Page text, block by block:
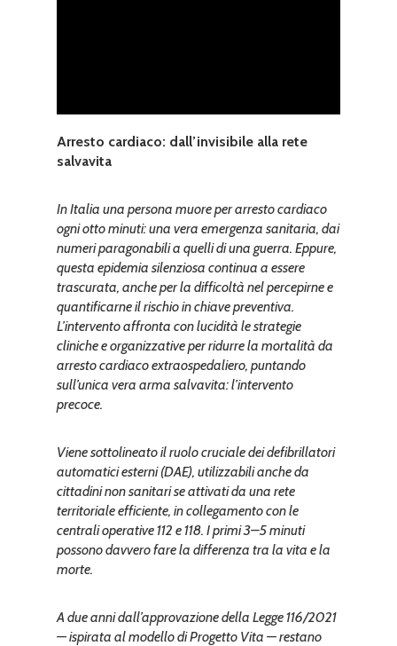
Arresto cardiaco: dall’invisibile alla rete
salvavita
In Italia una persona muore per arresto cardiaco
ogni otto minuti: una vera emergenza sanitaria, dai
numeri paragonabili a quelli di una guerra. Eppure,
questa epidemia silenziosa continua a essere
trascurata, anche per la difficoltà nel percepirne e
quantificarne il rischio in chiave preventiva.
L’intervento affronta con lucidità le strategie
cliniche e organizzative per ridurre la mortalità da
arresto cardiaco extraospedaliero, puntando
sull’unica vera arma salvavita: l’intervento
precoce.
Viene sottolineato il ruolo cruciale dei defibrillatori
automatici esterni (DAE), utilizzabili anche da
cittadini non sanitari se attivati da una rete
territoriale efficiente, in collegamento con le
centrali operative 112 e 118. I primi 3–5 minuti
possono davvero fare la differenza tra la vita e la
morte.
A due anni dall’approvazione della Legge 116/2021
— ispirata al modello di Progetto Vita — restano